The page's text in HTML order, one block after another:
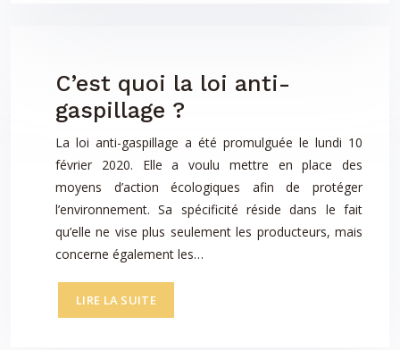
C’est quoi la loi anti-
gaspillage ?
La loi anti-gaspillage a été promulguée le lundi 10
février 2020. Elle a voulu mettre en place des
moyens d’action écologiques afin de protéger
l’environnement. Sa spécificité réside dans le fait
qu’elle ne vise plus seulement les producteurs, mais
concerne également les…
LIRE LA SUITE